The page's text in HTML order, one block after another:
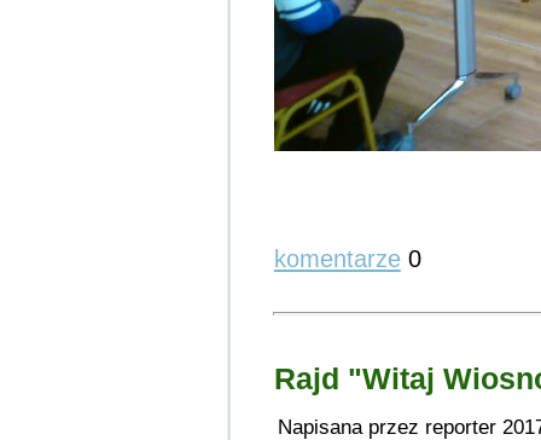
komentarze0
Rajd "Witaj
Napisana przez reporter